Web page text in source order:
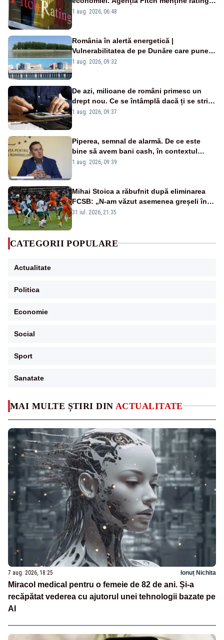
MAI MULTE ȘTIRI DIN ACTUALITATE
7 aug. 2026, 18:25 Ionuț Nichita
Miracol medical pentru o femeie de 82 de ani. Și-a
recăpătat vederea cu ajutorul unei tehnologii bazate pe
AI
„BBB-” cu perspectivă negativă
1 aug. 2026, 06:48
România în alertă energetică |
Vulnerabilitatea de pe Dunăre care pune
în pericol Centrala Cernavodă era
1 aug. 2026, 09:32
De azi, milioane de români primesc un
drept nou. Ce se întâmplă dacă ți se strică
un produs
1 aug. 2026, 09:37
Piperea, semnal de alarmă. De ce este
bine să avem bani cash, în contextul
alertei energetice?
1 aug. 2026, 09:39
Mihai Stoica a răbufnit după eliminarea
FCSB: „N-am văzut asemenea greșeli în
190 de meciuri europene”
31 iul. 2026, 21:35
CATEGORII POPULARE
Actualitate
Politica
Economie
Social
Sport
Sanatate